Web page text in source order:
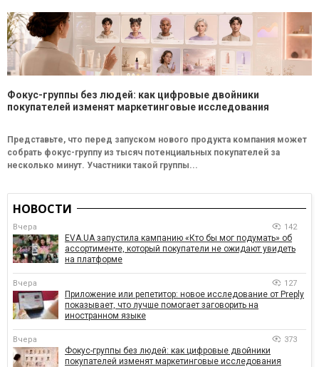
Фокус-группы без людей: как цифровые двойники
покупателей изменят маркетинговые исследования
Представьте, что перед запуском нового продукта компания может
собрать фокус-группу из тысяч потенциальных покупателей за
несколько минут. Участники такой группы...
НОВОСТИ
Вчера 142
EVA.UA запустила кампанию «Кто бы мог подумать» об
ассортименте, который покупатели не ожидают увидеть
на платформе
Вчера 127
Приложение или репетитор: новое исследование от Preply
показывает, что лучше помогает заговорить на
иностранном языке
Вчера 373
Фокус-группы без людей: как цифровые двойники
покупателей изменят маркетинговые исследования